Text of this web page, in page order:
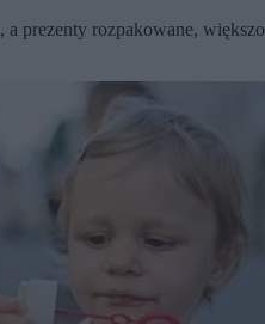
prezenty rozpakowane,